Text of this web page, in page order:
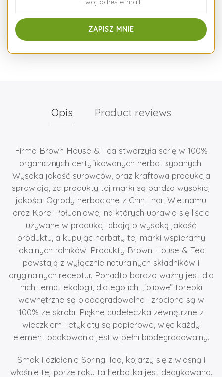
Opis Product reviews
Firma Brown House & Tea stworzyła serię w 100%
organicznych certyfikowanych herbat sypanych.
Wysoka jakość surowców, oraz kraftowa produkcja
sprawiają, że produkty tej marki są bardzo wysokiej
jakości. Ogrody herbaciane z Chin, Indii, Wietnamu
oraz Korei Południowej na których uprawia się liście
używane w produkcji dbają o wysoką jakość
produktu, a kupując herbaty tej marki wspieramy
lokalnych rolników. Produkty Brown House & Tea
powstają z wyłącznie naturalnych składników i
oryginalnych receptur. Ponadto bardzo ważny jest dla
nich temat ekologii, dlatego ich „foliowe” torebki
wewnętrzne są biodegradowalne i zrobione są w
100% ze skrobi. Piękne pudełeczka zewnętrzne z
wieczkiem i etykiety są papierowe, więc każdy
element opakowania jest w pełni biodegradowalny.
Smak i działanie Spring Tea, kojarzy się z wiosną i
właśnie tej porze roku ta herbatka jest dedykowana.